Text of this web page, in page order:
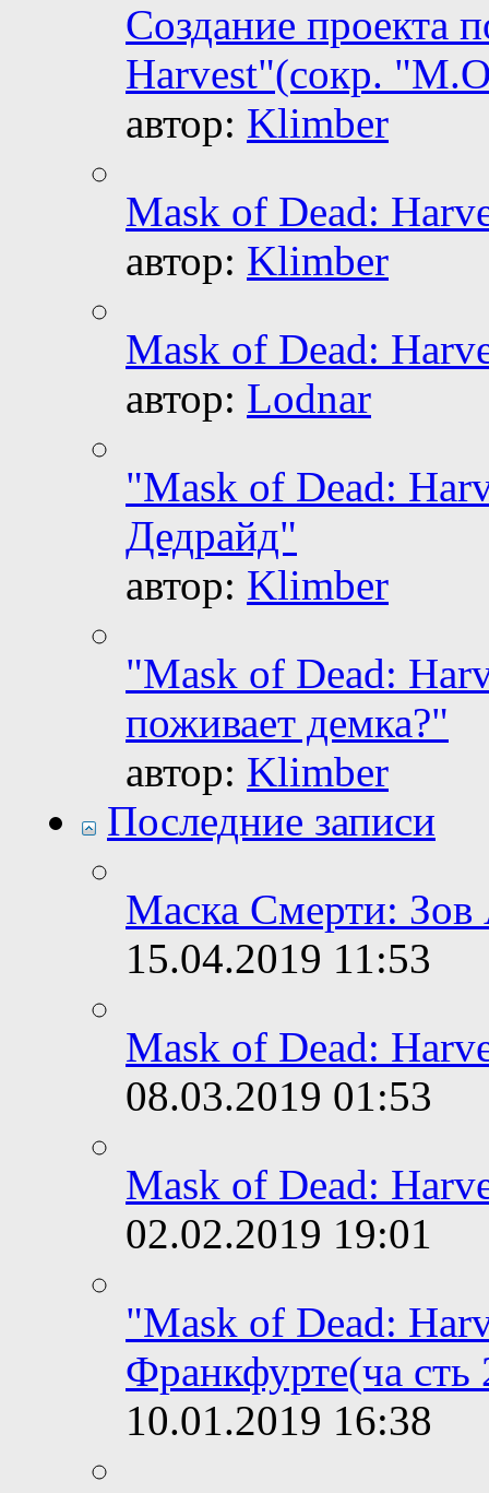
Создание проекта
Harvest"(сокр.
автор: Klimber
Mask of Dead:
автор: Klimber
Mask of Dead:
автор: Lodnar
"Mask of Dead:
Дедрайд"
автор: Klimber
"Mask of Dead:
поживает демка?"
автор: Klimber
Последние записи
Маска Смерти: Зов
15.04.2019 11:53
Mask of Dead:
08.03.2019 01:53
Mask of Dead:
02.02.2019 19:01
"Mask of Dead:
Франкфурте(ча сть
10.01.2019 16:38